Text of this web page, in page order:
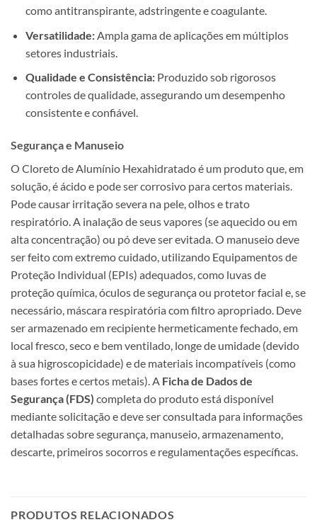
como antitranspirante, adstringente e coagulante.
Versatilidade:Ampla gama de aplicações em múltiplos
setores industriais.
Qualidade e Consistência:Produzido sob rigorosos
controles de qualidade, assegurando um desempenho
consistente e confiável.
Segurança e Manuseio
O Cloreto de Alumínio Hexahidratado é um produto que, em
solução, é ácido e pode ser corrosivo para certos materiais.
Pode causar irritação severa na pele, olhos e trato
respiratório. A inalação de seus vapores (se aquecido ou em
alta concentração) ou pó deve ser evitada. O manuseio deve
ser feito com extremo cuidado, utilizando Equipamentos de
Proteção Individual (EPIs) adequados, como luvas de
proteção química, óculos de segurança ou protetor facial e, se
necessário, máscara respiratória com filtro apropriado. Deve
ser armazenado em recipiente hermeticamente fechado, em
local fresco, seco e bem ventilado, longe de umidade (devido
à sua higroscopicidade) e de materiais incompatíveis (como
bases fortes e certos metais). A Ficha de Dados de
Segurança (FDS) completa do produto está disponível
mediante solicitação e deve ser consultada para informações
detalhadas sobre segurança, manuseio, armazenamento,
descarte, primeiros socorros e regulamentações específicas.
PRODUTOS RELACIONADOS